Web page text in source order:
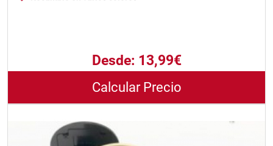
Desde: 13,99€
Calcular Precio